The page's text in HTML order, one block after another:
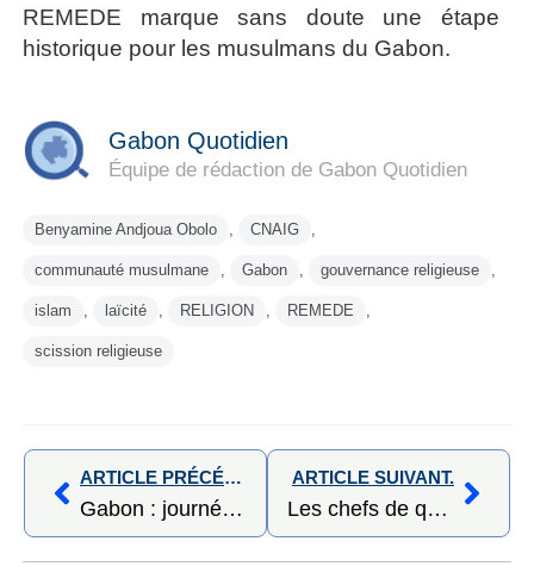
REMEDE marque sans doute une étape
historique pour les musulmans du Gabon.
Gabon Quotidien
Équipe de rédaction de Gabon Quotidien
Benyamine Andjoua Obolo CNAIG
communauté musulmane Gabon gouvernance religieuse
islam laïcité RELIGION REMEDE
scission religieuse
ARTICLE PRÉCÉDENT,
Gabon : journée mondiale sans tabac célébrée au Gabon
ARTICLE SUIVANT.
Les chefs de quartiers d’Owendo désormais enrôlés par l’ONG Humanis Social